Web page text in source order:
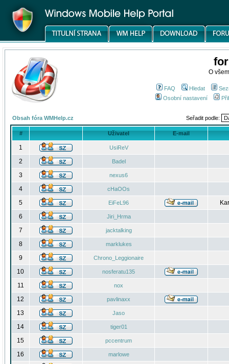
O
FAQ Hledat
Osobní nastavení
Obsah fóra WMHelp.cz Seřadit podle:
# Uživatel E-mail
1 UsiReV
2 Badel
3 nexus6
4 cHaOOs
5 EiFeL96
6
Jiri_Hrma
7 jacktalking
8 marklukes
9 Chrono_Leggionaire
10 nosferatu135
11 nox
12 pavlinaxx
13 Jaso
14 tiger01
15 pccentrum
16 marlowe